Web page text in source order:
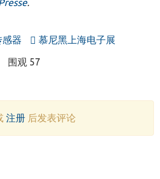
.
感器 慕尼黑上海电子展
围观 57
注册后发表评论